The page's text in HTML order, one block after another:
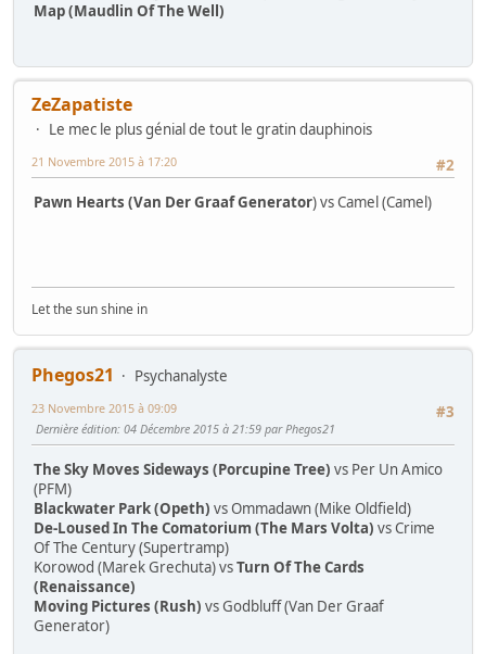
Map (Maudlin Of The Well)
ZeZapatiste
Le mec le plus génial de tout le gratin dauphinois
#2
21 Novembre 2015 à 17:20
Pawn Hearts (Van Der Graaf Generator) vs Camel (Camel)
Let the sun shine in
Phegos21
Psychanalyste
#3
23 Novembre 2015 à 09:09
Dernière édition: 04 Décembre 2015 à 21:59 par Phegos21
The Sky Moves Sideways (Porcupine Tree) vs Per Un Amico
(PFM)
Blackwater Park (Opeth) vs Ommadawn (Mike Oldfield)
De-Loused In The Comatorium (The Mars Volta) vs Crime
Of The Century (Supertramp)
Korowod (Marek Grechuta) vsTurn Of The Cards
(Renaissance)
Moving Pictures (Rush) vs Godbluff (Van Der Graaf
Generator)